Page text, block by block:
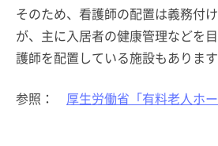
そのため、看護師の配置は義務付
が、主に入居者の健康管理などを
護師を配置している施設もあります
参照： 厚生労働省「有料老人ホー